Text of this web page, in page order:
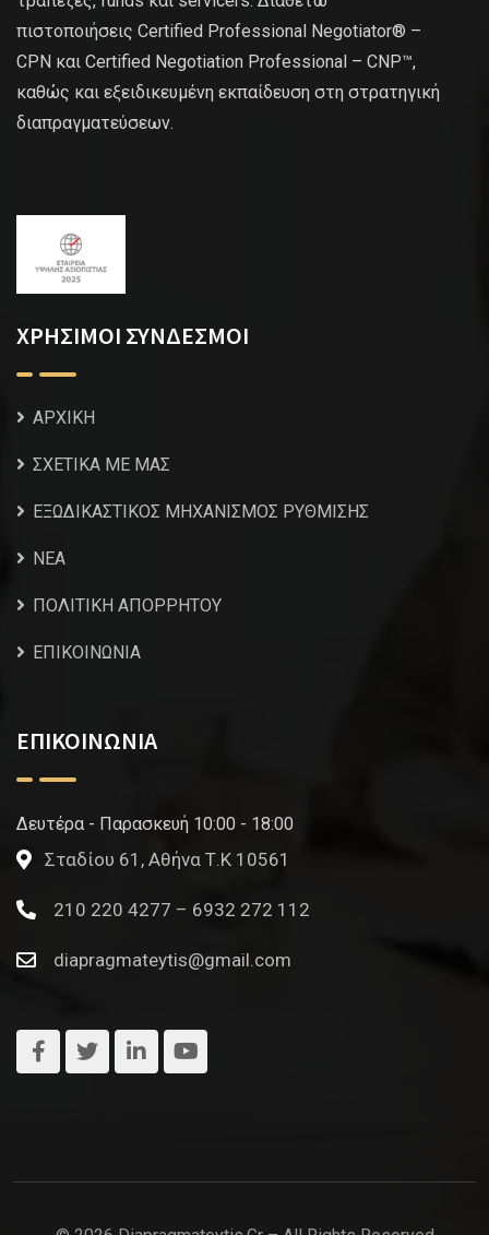
πιστοποιήσεις Certified Professional Negotiator® –
CPN και Certified Negotiation Professional – CNP™,
καθώς και εξειδικευμένη εκπαίδευση στη στρατηγική
διαπραγματεύσεων.
ΧΡΗΣΙΜΟΙ ΣΥΝΔΕΣΜΟΙ
ΑΡΧΙΚΗ
ΣΧΕΤΙΚΑ ΜΕ ΜΑΣ
ΕΞΩΔΙΚΑΣΤΙΚΟΣ ΜΗΧΑΝΙΣΜΟΣ ΡΥΘΜΙΣΗΣ
NEA
ΠΟΛΙΤΙΚΗ ΑΠΟΡΡΗΤΟΥ
ΕΠΙΚΟΙΝΩΝΙΑ
ΕΠΙΚΟΙΝΩΝΙΑ
Δευτέρα - Παρασκευή 10:00 - 18:00
Σταδίου 61, Αθήνα Τ.Κ 10561
210 220 4277 – 6932 272 112
diapragmateytis@gmail.com